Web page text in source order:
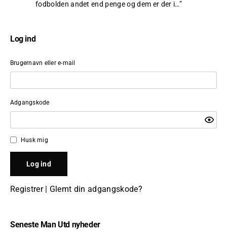
fodbolden andet end penge og dem er der i…”
Log ind
Brugernavn eller e-mail
Adgangskode
Husk mig
Registrer| Glemt din adgangskode?
Seneste Man Utd nyheder